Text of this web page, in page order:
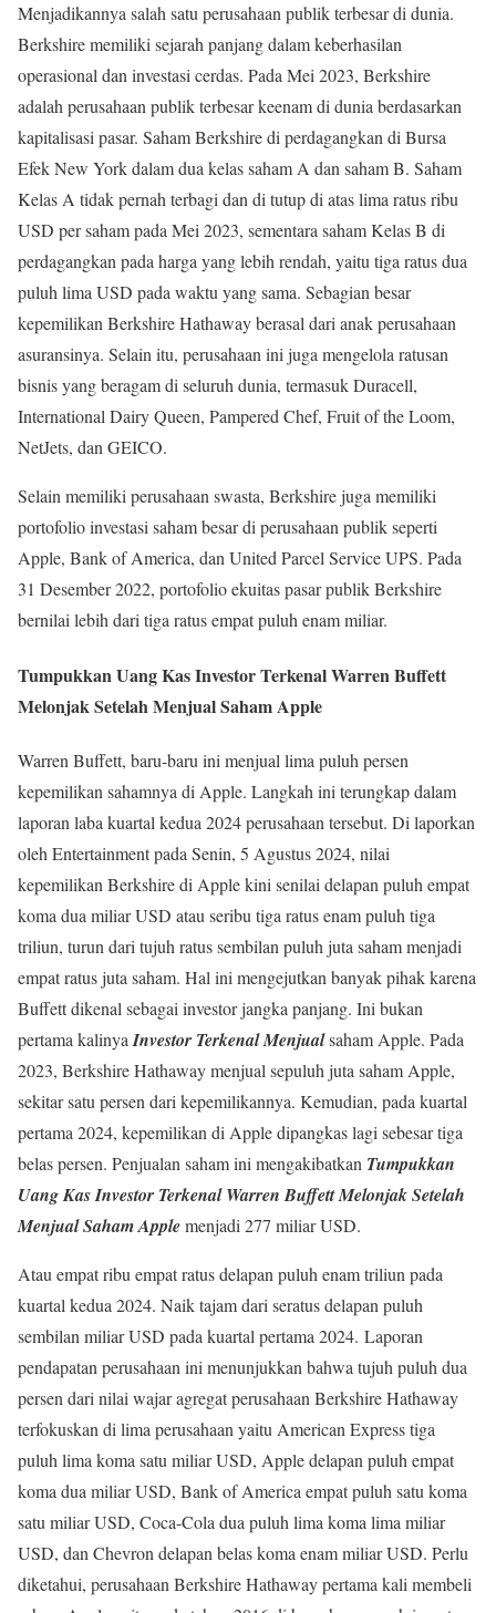
Menjadikannya salah satu perusahaan publik terbesar di dunia.
Berkshire memiliki sejarah panjang dalam keberhasilan
operasional dan investasi cerdas. Pada Mei 2023, Berkshire
adalah perusahaan publik terbesar keenam di dunia berdasarkan
kapitalisasi pasar. Saham Berkshire di perdagangkan di Bursa
Efek New York dalam dua kelas saham A dan saham B. Saham
Kelas A tidak pernah terbagi dan di tutup di atas lima ratus ribu
USD per saham pada Mei 2023, sementara saham Kelas B di
perdagangkan pada harga yang lebih rendah, yaitu tiga ratus dua
puluh lima USD pada waktu yang sama. Sebagian besar
kepemilikan Berkshire Hathaway berasal dari anak perusahaan
asuransinya. Selain itu, perusahaan ini juga mengelola ratusan
bisnis yang beragam di seluruh dunia, termasuk Duracell,
International Dairy Queen, Pampered Chef, Fruit of the Loom,
NetJets, dan GEICO.
Selain memiliki perusahaan swasta, Berkshire juga memiliki
portofolio investasi saham besar di perusahaan publik seperti
Apple, Bank of America, dan United Parcel Service UPS. Pada
31 Desember 2022, portofolio ekuitas pasar publik Berkshire
bernilai lebih dari tiga ratus empat puluh enam miliar.
Tumpukkan Uang Kas Investor Terkenal Warren Buffett
Melonjak Setelah Menjual Saham Apple
Warren Buffett, baru-baru ini menjual lima puluh persen
kepemilikan sahamnya di Apple. Langkah ini terungkap dalam
laporan laba kuartal kedua 2024 perusahaan tersebut. Di laporkan
oleh Entertainment pada Senin, 5 Agustus 2024, nilai
kepemilikan Berkshire di Apple kini senilai delapan puluh empat
koma dua miliar USD atau seribu tiga ratus enam puluh tiga
triliun, turun dari tujuh ratus sembilan puluh juta saham menjadi
empat ratus juta saham. Hal ini mengejutkan banyak pihak karena
Buffett dikenal sebagai investor jangka panjang. Ini bukan
pertama kalinya Investor Terkenal Menjualsaham Apple. Pada
2023, Berkshire Hathaway menjual sepuluh juta saham Apple,
sekitar satu persen dari kepemilikannya. Kemudian, pada kuartal
pertama 2024, kepemilikan di Apple dipangkas lagi sebesar tiga
belas persen. Penjualan saham ini mengakibatkan Tumpukkan
Uang Kas Investor Terkenal Warren Buffett Melonjak Setelah
Menjual Saham Applemenjadi 277 miliar USD.
Atau empat ribu empat ratus delapan puluh enam triliun pada
kuartal kedua 2024. Naik tajam dari seratus delapan puluh
sembilan miliar USD pada kuartal pertama 2024. Laporan
pendapatan perusahaan ini menunjukkan bahwa tujuh puluh dua
persen dari nilai wajar agregat perusahaan Berkshire Hathaway
terfokuskan di lima perusahaan yaitu American Express tiga
puluh lima koma satu miliar USD, Apple delapan puluh empat
koma dua miliar USD, Bank of America empat puluh satu koma
satu miliar USD, Coca-Cola dua puluh lima koma lima miliar
USD, dan Chevron delapan belas koma enam miliar USD. Perlu
diketahui, perusahaan Berkshire Hathaway pertama kali membeli